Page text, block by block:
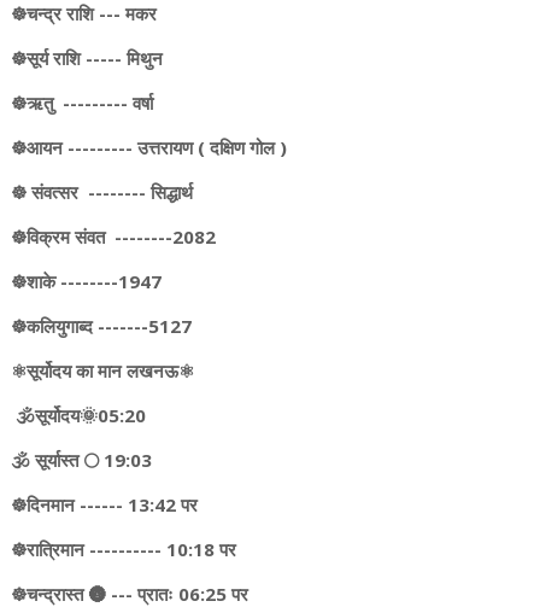
☸️चन्द्र राशि --- मकर
☸️सूर्य राशि ----- मिथुन
☸️ऋतु --------- वर्षा
☸️आयन --------- उत्तरायण ( दक्षिण गोल )
☸️ संवत्सर -------- सिद्धार्थ
☸️विक्रम संवत --------2082
☸️शाके --------1947
☸️कलियुगाब्द -------5127
⚛️सूर्योदय का मान लखनऊ⚛️
🕉️सूर्योदय🌞05:20
🕉️ सूर्यास्त 🌕 19:03
☸️दिनमान ------ 13:42 पर
☸️रात्रिमान ---------- 10:18 पर
☸️चन्द्रास्त 🌚 --- प्रातः 06:25 पर